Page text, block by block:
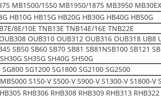
MB1500/1550 MB1950/1875 MB3950
HB10G HB15G HB20G HB30G HB40G HB50G
8E/10E TNB13E TNB14E/16E TNB22E
OUB310 OUB312 OUB316 OUB318 UB8
SB50 SB60 SB70 SB81 SB81NSB100 SB121
SH35G SH40G SH50G
SG1200 SG1800 SG2100 SG2500
S150-V S500-V S900-V S1300-V S1800-
RHB306 RHB308 RHB309 RHB313